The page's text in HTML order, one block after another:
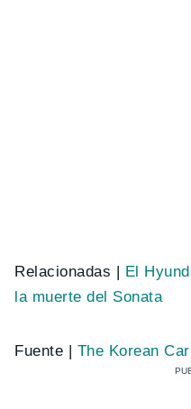
Relacionadas | El
la muerte del Sonata
Fuente | The Korean